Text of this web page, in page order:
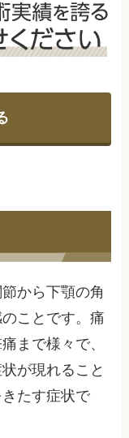
から下顎の角
ことです。痛
まで様々で、
が現れること
たす症状で